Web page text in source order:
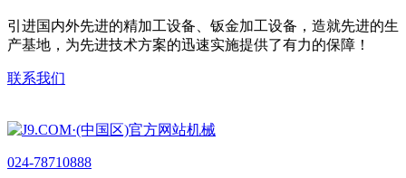
引进国内外先进的精加工设备、钣金加工设备，造就先进的生
产基地，为先进技术方案的迅速实施提供了有力的保障！
联系我们
024-78710888